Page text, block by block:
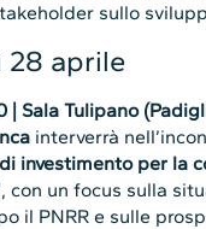
sullo
28 aprile
| Sala Tulipano
interverrà
investimento per la
, con un focus sulla
il PNRR e sulle